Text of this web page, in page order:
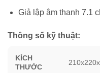
Giả lập âm thanh 7.1
Thông số kỹ thuật:
KÍCH
THƯỚC